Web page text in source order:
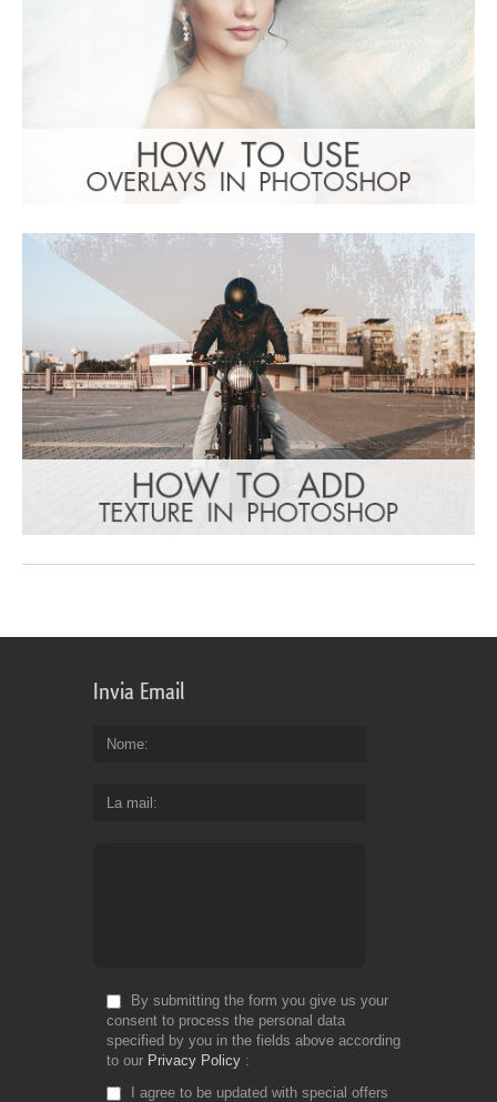
Invia Email
Nome
La mail
By submitting the form you give us your
consent to process the personal data
specified by you in the fields above according
to our Privacy Policy
I agree to be updated with special offers